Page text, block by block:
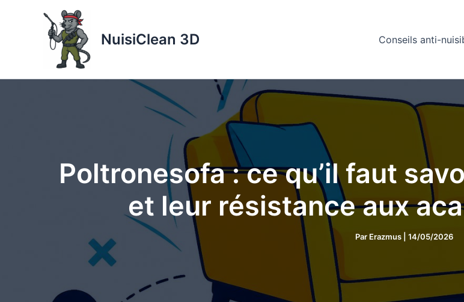
NuisiClean 3D Conseils anti-
Poltronesofa : ce qu’il faut
et leur résistance aux
Par Erazmus 14/05/2026